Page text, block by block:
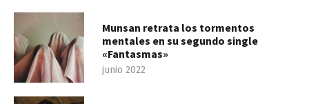
Munsan retrata los tormentos
mentales en su segundo single
«Fantasmas»
junio 2022